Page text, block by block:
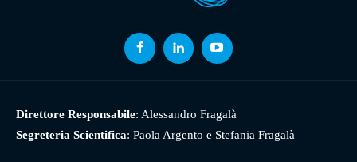
Direttore Responsabile: Alessandro Fragalà
Segreteria Scientifica: Paola Argento e Stefania Fragalà